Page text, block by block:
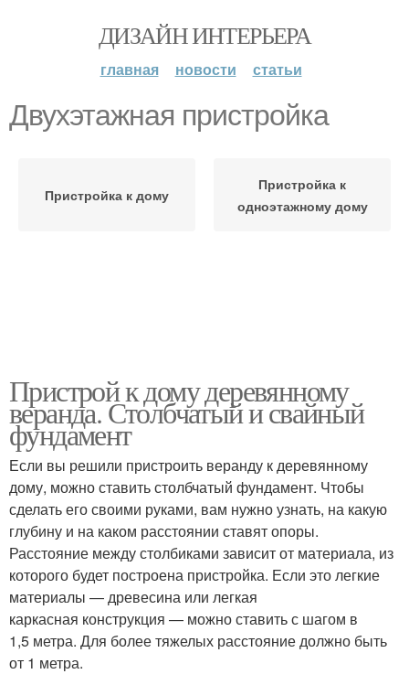
ДИЗАЙН ИНТЕРЬЕРА
главная новости статьи
Двухэтажная пристройка
Пристройка к дому
Пристройка к
одноэтажному дому
Пристрой к дому деревянному
веранда. Столбчатый и свайный
фундамент
Если вы решили пристроить веранду к деревянному
дому, можно ставить столбчатый фундамент. Чтобы
сделать его своими руками, вам нужно узнать, на какую
глубину и на каком расстоянии ставят опоры.
Расстояние между столбиками зависит от материала, из
которого будет построена пристройка. Если это легкие
материалы — древесина или легкая
каркасная конструкция — можно ставить с шагом в
1,5 метра. Для более тяжелых расстояние должно быть
от 1 метра.